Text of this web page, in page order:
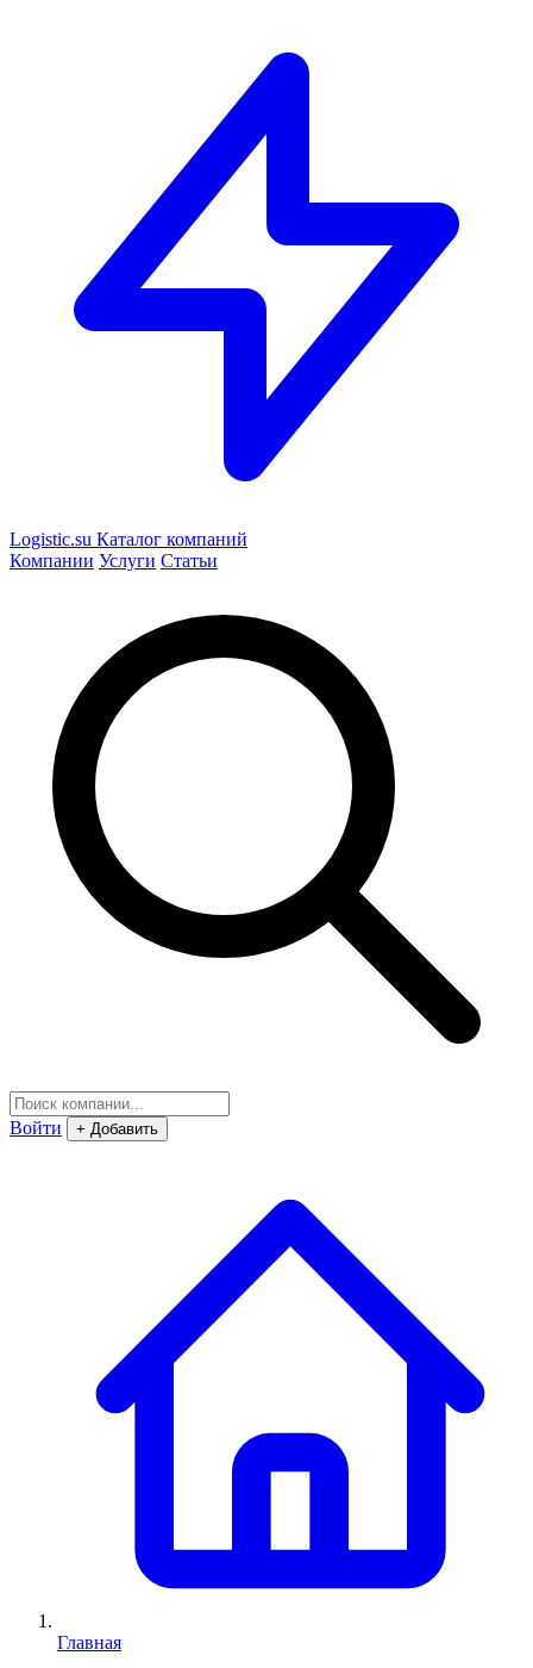
Logistic.su Каталог компаний
Компании Услуги Статьи
Войти + Добавить
Главная